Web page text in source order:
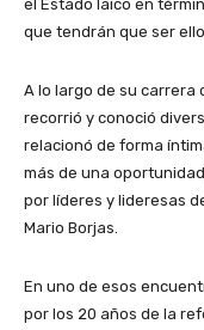
el Estado laico en
que tendrán que ser
A lo largo de su carrera
recorrió y conoció
relacionó de forma
más de una
por líderes y lideresas
Mario Borjas.
En uno de esos
por los 20 años de la